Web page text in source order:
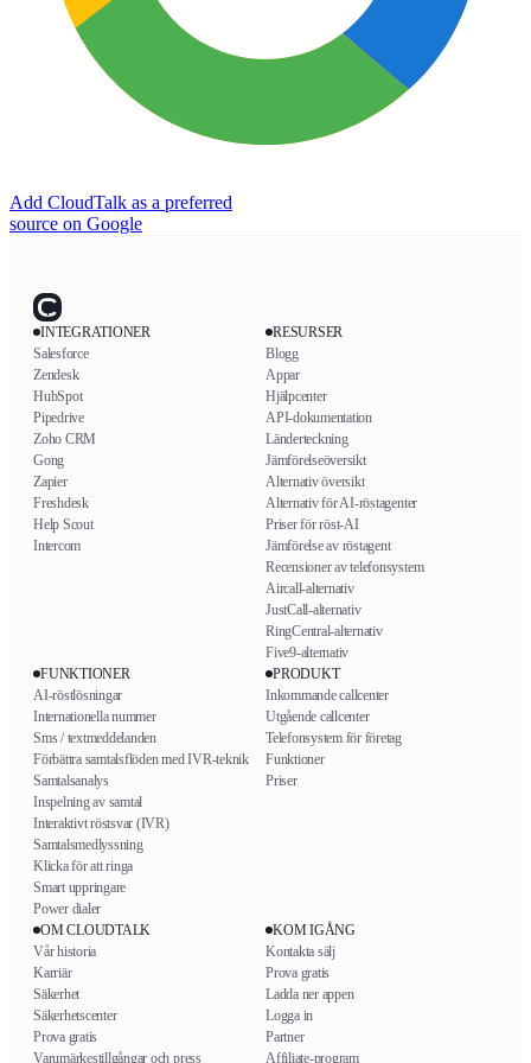
Add CloudTalk as a preferred
source on Google
INTEGRATIONER
Salesforce
Zendesk
HubSpot
Pipedrive
Zoho CRM
Gong
Zapier
Freshdesk
Help Scout
Intercom
RESURSER
Blogg
Appar
Hjälpcenter
API-dokumentation
Länderteckning
Jämförelseöversikt
Alternativ översikt
Alternativ för AI-röstagenter
Priser för röst-AI
Jämförelse av röstagent
Recensioner av telefonsystem
Aircall-alternativ
JustCall-alternativ
RingCentral-alternativ
Five9-alternativ
FUNKTIONER
AI-röstlösningar
Internationella nummer
Sms / textmeddelanden
Förbättra samtalsflöden med IVR-teknik
Samtalsanalys
Inspelning av samtal
Interaktivt röstsvar (IVR)
Samtalsmedlyssning
Klicka för att ringa
Smart uppringare
Power dialer
PRODUKT
Inkommande callcenter
Utgående callcenter
Telefonsystem för företag
Funktioner
Priser
OM CLOUDTALK
Vår historia
Karriär
Säkerhet
Säkerhetscenter
Prova gratis
Varumärkestillgångar och press
KOM IGÅNG
Kontakta sälj
Prova gratis
Ladda ner appen
Logga in
Partner
Affiliate-program